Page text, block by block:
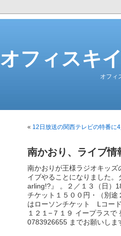
オフィスキ
オフィ
« 12日放送の関西テレビの特番に
南かおり、ライブ情
南かおりが王様ラジオキッ
イブやることになりました
arling!?』 。２／１３（日）
チケット１５００円・（別
はローソンチケット Lコ
１２１−７１９ イープラスで
0783926655 までお願いしま